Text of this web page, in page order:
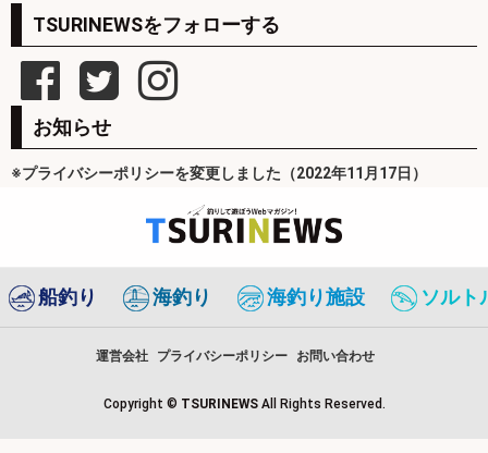
TSURINEWSをフォローする
お知らせ
※プライバシーポリシーを変更しました（2022年11月17日）
船釣り 海釣り 海釣り施設 ソルト
運営会社 プライバシーポリシー お問い合わせ
Copyright © TSURINEWS All Rights Reserved.